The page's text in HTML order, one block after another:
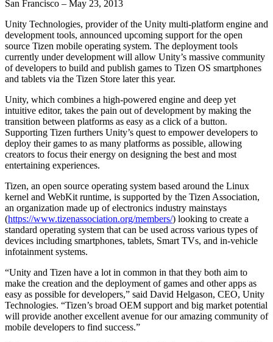
LiveOps
Insights pós-lançamento e operações de jogos ao vivo
Amplie
Aquisição de usuários
Seja descoberto e adquira usuários móveis
In-App Purchase
Gerencie as IAP em todas as lojas e no modelo D2C (direto ao
consumidor).
Monetização
Conecte jogadores com os jogos certos
Casos de uso
Jogos de dispositivos móveis
Crie e faça crescer sucessos móveis com o Unity
Jogos Independentes
Jogos XR
Lance jogos XR em várias plataformas
Jogos com multijogador
Varejo
Transformar experiências em loja em experiências online
Automotivo
Impulsione a inovação e as experiências dentro do carro
Veja todas as indústrias
Insights
Estudos de caso
Histórias de sucesso do mundo real
Guias de melhores práticas
Dicas e truques de especialistas
Demonstrações
Demonstrações, amostras e blocos de construção
Todos os recursos
Novidades
Blog
Notícias
Notícias, histórias e centro de imprensa
Junte-se a desenvolvedores, criadores e insiders
Prêmios Unity
Celebrando criadores do Unity em todo o mundo
Tutoriais
Dicas práticas e melhores práticas
Educação
Para estudantes
Impulsione sua carreira
Para educadores
Impulsione seu ensino
Concessão de Licença Educacional
Leve o poder do Unity para sua instituição
Certificações
Prove sua maestria em Unity
San Francisco – May 23, 2013
Unity Technologies, provider of the Unity multi-platform engine and
development tools, announced upcoming support for the open
source Tizen mobile operating system. The deployment tools
currently under development will allow Unity’s massive community
of developers to build and publish games to Tizen OS smartphones
and tablets via the Tizen Store later this year.
Unity, which combines a high-powered engine and deep yet
intuitive editor, takes the pain out of development by making the
transition between platforms as easy as a click of a button.
Supporting Tizen furthers Unity’s quest to empower developers to
deploy their games to as many platforms as possible, allowing
creators to focus their energy on designing the best and most
entertaining experiences.
Tizen, an open source operating system based around the Linux
kernel and WebKit runtime, is supported by the Tizen Association,
an organization made up of electronics industry mainstays
(https://www.tizenassociation.org/members/) looking to create a
standard operating system that can be used across various types of
devices including smartphones, tablets, Smart TVs, and in-vehicle
infotainment systems.
“Unity and Tizen have a lot in common in that they both aim to
make the creation and the deployment of games and other apps as
easy as possible for developers,” said David Helgason, CEO, Unity
Technologies. “Tizen’s broad OEM support and big market potential
will provide another excellent avenue for our amazing community of
mobile developers to find success.”